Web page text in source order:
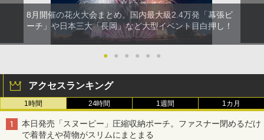
8月開催の花火大会まとめ。国内最大級2.4万発「幕張ビ
ーチ」や日本三大「長岡」など大型イベント目白押し！
● ● ● ● ● ●
アクセスランキング
1時間 24時間 1週間 1カ月
本日発売「スヌーピー」圧縮収納ポーチ。ファスナー閉めるだけ
で着替えや荷物がスリムにまとまる